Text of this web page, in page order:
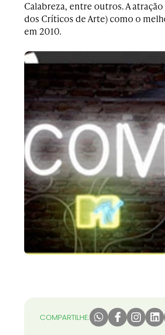
Calabreza, entre outros. A
dos Críticos de Arte) como o
em 2010.
COMPARTILHE: